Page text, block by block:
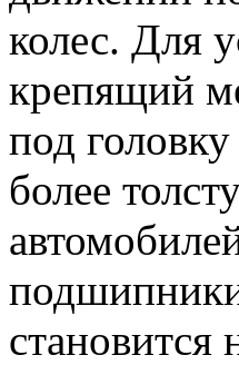
колес. Для
крепящий
под
более
становится